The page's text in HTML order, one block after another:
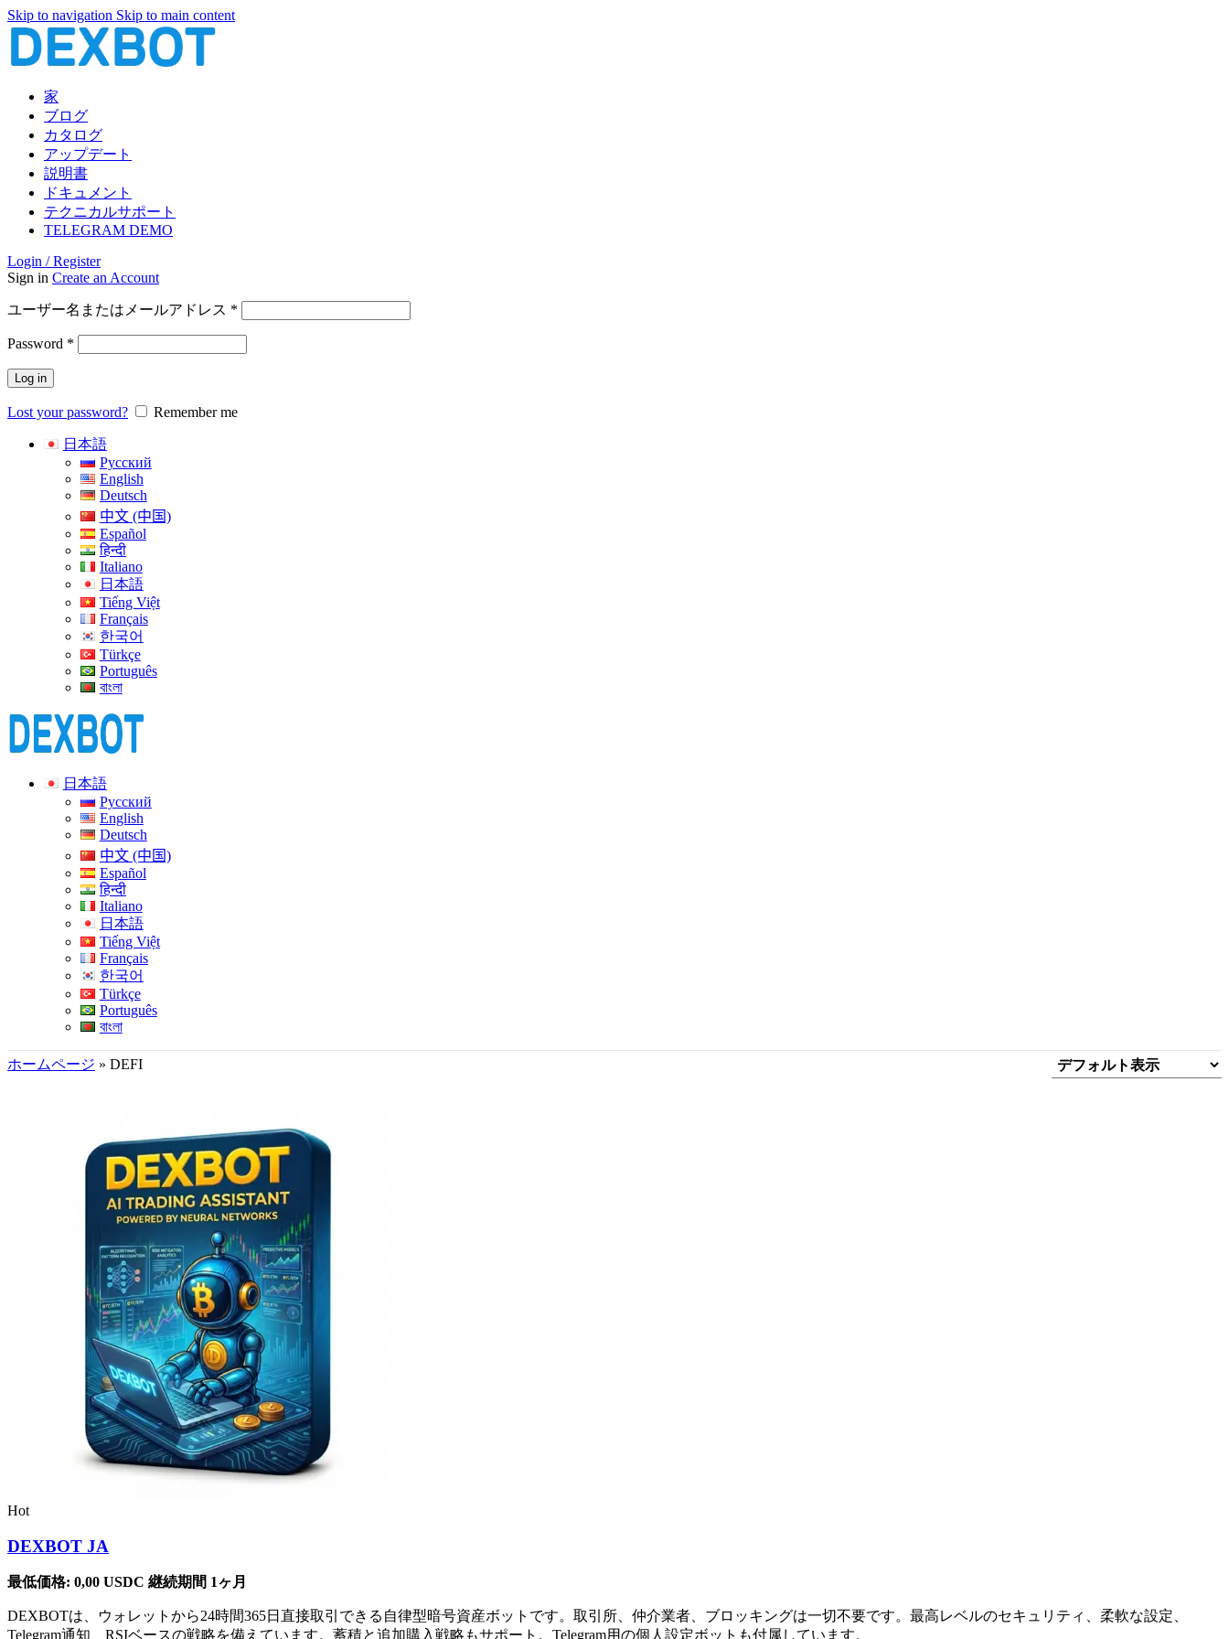
Skip to navigation Skip to main content
家
ブログ
カタログ
アップデート
説明書
ドキュメント
テクニカルサポート
TELEGRAM DEMO
Login / Register
Sign in Create an Account
ユーザー名またはメールアドレス *
Password *
Log in
Lost your password? Remember me
日本語
Русский
English
Deutsch
中文 (中国)
Español
हिन्दी
Italiano
日本語
Tiếng Việt
Français
한국어
Türkçe
Português
বাংলা
日本語
Русский
English
Deutsch
中文 (中国)
Español
हिन्दी
Italiano
日本語
Tiếng Việt
Français
한국어
Türkçe
Português
বাংলা
ホームページ » DEFI
Hot
DEXBOT JA
最低価格: 0,00 USDC 継続期間 1ヶ月
DEXBOTは、ウォレットから24時間365日直接取引できる自律型暗号資産ボットです。取引所、仲介業者、ブロッキングは一切不要です。最高レベルのセキュリティ、柔軟な設定、
Telegram通知、RSIベースの戦略を備えています。蓄積と追加購入戦略もサポート。Telegram用の個人設定ボットも付属しています。